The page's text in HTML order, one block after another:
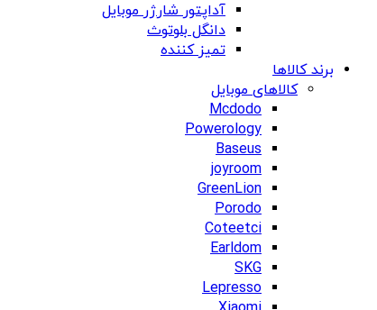
آداپتور شارژر موبایل
دانگل بلوتوث
تمیز کننده
برند کالاها
کالاهای موبایل
Mcdodo
Powerology
Baseus
joyroom
GreenLion
Porodo
Coteetci
Earldom
SKG
Lepresso